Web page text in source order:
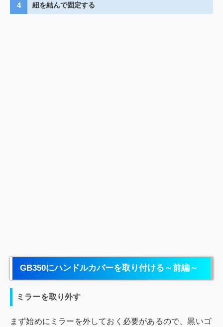
紐を結んで固定する
GB350にハンドルカバーを取り付ける～前編～
ミラーを取り外す
まず始めにミラーを外しておく必要があるので、黒いゴ